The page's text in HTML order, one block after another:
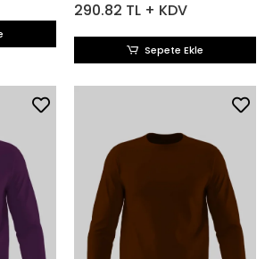
290.82 TL + KDV
Sepete Ekle